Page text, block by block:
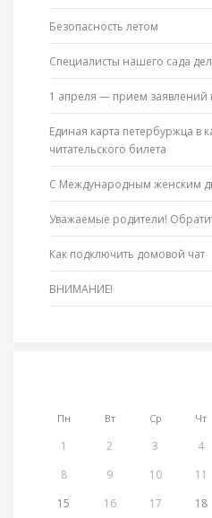
Безопасность летом
Специалисты нашего сада
1 апреля — прием заявлений
Единая карта петербуржца в
читательского билета
С Международным женским
Уважаемые родители!
Как подключить домовой чат
ВНИМАНИЕ!
Пн Вт Ср Чт
1 2 3 4
8
9 10 11
15
16 17 18